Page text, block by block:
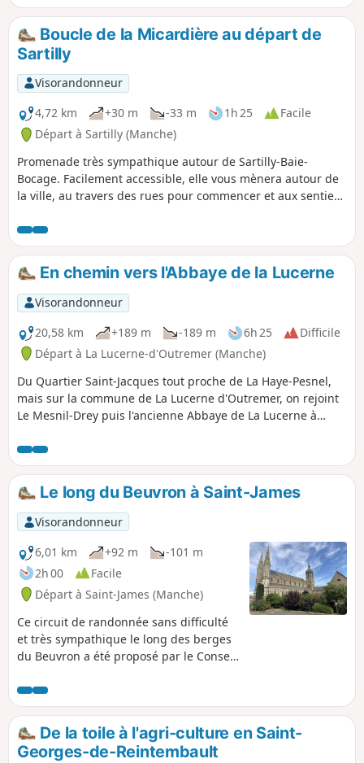
belle et émouvante chapelle romane du Prieuré Saint-
Léonard.Boucle de la Micardière au départ de
Sartilly
Visorandonneur
4,72 km
+30 m -33 m 1h 25
Facile
Départ à Sartilly (Manche)
Promenade très sympathique autour de Sartilly-Baie-
Bocage. Facilement accessible, elle vous mènera autour de
la ville, au travers des rues pour commencer et aux sentiers
nombreux chevaux.
En chemin vers l'Abbaye de la Lucerne
Visorandonneur
20,58 km
+189 m -189 m 6h 25
Difficile
Départ à La Lucerne-d'Outremer (Manche)
Du Quartier Saint-Jacques tout proche de La Haye-Pesnel,
mais sur la commune de La Lucerne d'Outremer, on rejoint
Le Mesnil-Drey puis l'ancienne Abbaye de La Lucerne à
bocage de La Rochelle-Normande, on retrouve le parking
du Pelotin sur l'emplacement de l'ancienne gare.
Le long du Beuvron à Saint-James
Visorandonneur
6,01 km
+92 m
-101 m
2h 00
Facile
Départ à Saint-James (Manche)
Ce circuit de randonnée sans difficulté
et très sympathique le long des berges
du Beuvron a été proposé par le Conseil
passe en outre à proximité du cimetière
militaire américain, permettant une
petite extension à la balade.
De la toile à l'agri-culture en Saint-
Georges-de-Reintembault